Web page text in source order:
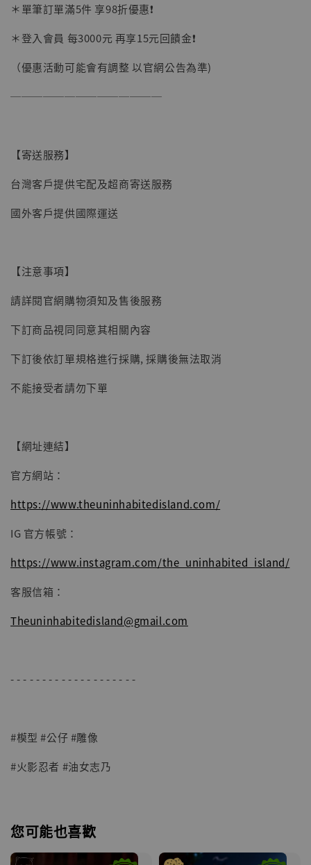
NT$ 4,980
NT$ 5,300
＊單筆訂單滿5件 享98折優惠❗️
＊登入會員 每3000元 再享15元回饋金❗️
（優惠活動可能會有調整 以官網公告為準)
──────────────
【寄送服務】
台灣客戶提供宅配及超商寄送服務
國外客戶提供國際運送
【注意事項】
請詳閱官網購物須知及售後服務
下訂商品視同同意其相關內容
下訂後依訂單規格進行採購, 採購後無法取消
不能接受者請勿下單
【網址連結】
官方網站：
https://www.theuninhabitedisland.com/
IG 官方帳號：
https://www.instagram.com/the_uninhabited_island/
客服信箱：
Theuninhabitedisland@gmail.com
- - - - - - - - - - - - - - - - - - - -
#模型 #公仔 #雕像
#火影忍者 #油女志乃
您可能也喜歡